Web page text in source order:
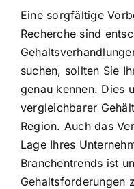
Eine sorgfältige
Recherche sind
suchen, sollten Sie
genau kennen. Dies
vergleichbarer
Region. Auch das
Lage Ihres
Branchentrends ist
Gehaltsforderungen